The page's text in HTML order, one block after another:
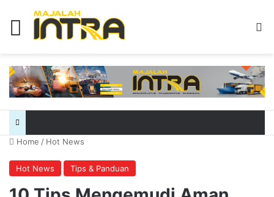
Menu
Home / Hot News
Hot News Tips & Panduan